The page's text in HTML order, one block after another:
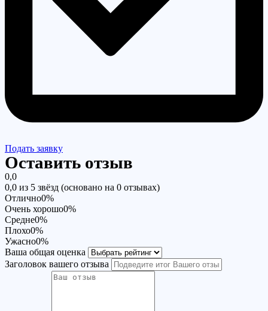
Подать заявку
Оставить отзыв
0,0
0,0 из 5 звёзд (основано на 0 отзывах)
Отлично0%
Очень хорошо0%
Средне0%
Плохо0%
Ужасно0%
Ваша общая оценка
Заголовок вашего отзыва